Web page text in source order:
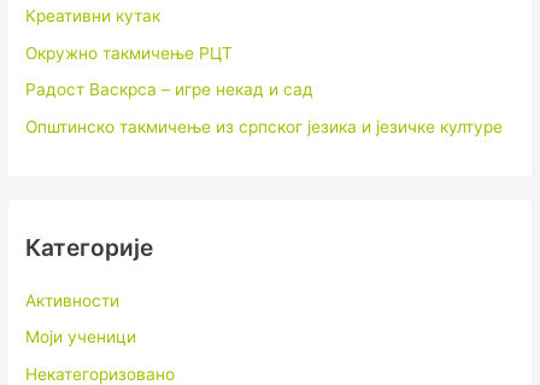
Креативни кутак
Окружно такмичење РЦТ
Радост Васкрса – игре некад и сад
Општинско такмичење из српског језика и језичке културе
Категорије
Активности
Моји ученици
Некатегоризовано